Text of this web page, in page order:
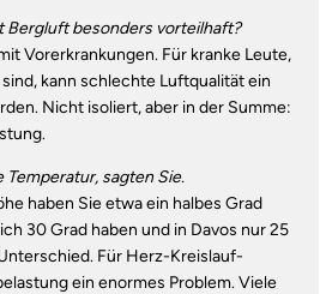
Bergluft besonders vorteilhaft?
Vorerkrankungen. Für kranke Leute,
kann schlechte Luftqualität ein
Nicht isoliert, aber in der Summe:
sagten Sie.
haben Sie etwa ein halbes Grad
30 Grad haben und in Davos nur 25
Für Herz-Kreislauf-
ein enormes Problem. Viele